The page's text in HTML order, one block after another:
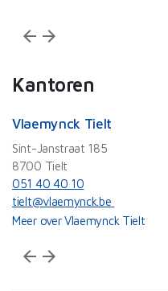
arrow_back arrow_forward
Kantoren
Vlaemynck Tielt
Sint-Janstraat 185
8700 Tielt
051 40 40 10
tielt@vlaemynck.be
Meer over Vlaemynck Tielt
arrow_back arrow_forward